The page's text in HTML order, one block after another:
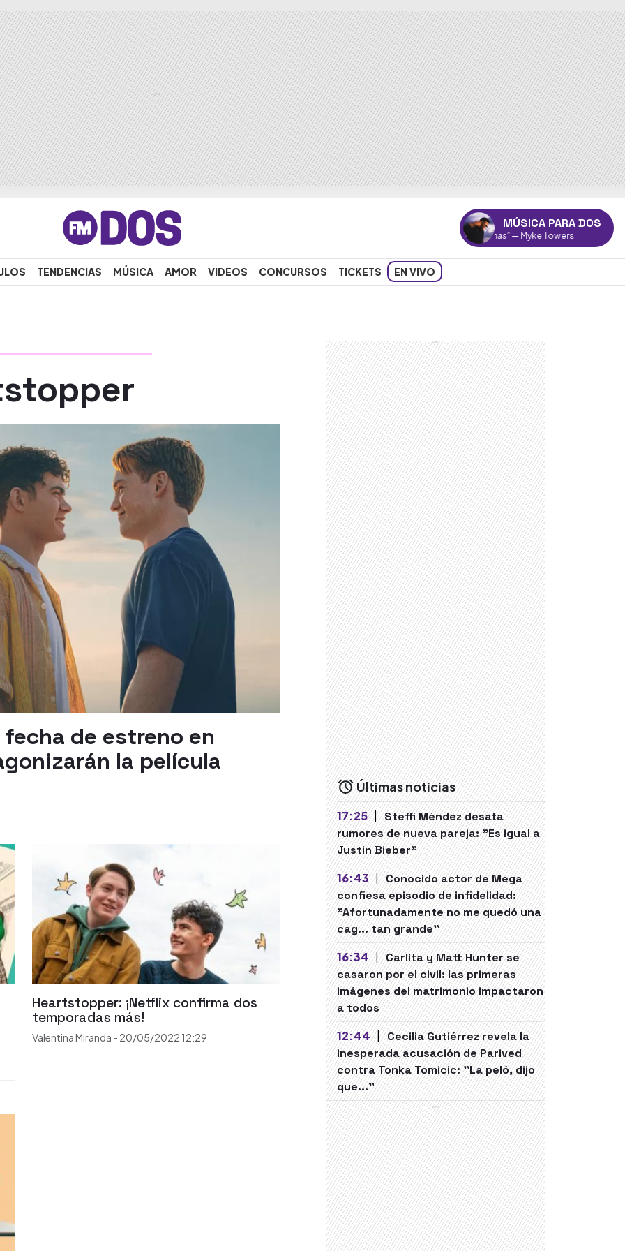
MÚSICA PARA DOS
"Una na mas"— Myke Towers
TENDENCIAS MÚSICA AMOR VIDEOS CONCURSOS TICKETS EN VIVO
de estreno en
la película
Heartstopper: ¡Netflix confirma dos
temporadas más!
Valentina Miranda - 20/05/2022 12:29
Últimas noticias
17:25 | Steffi Méndez desata
rumores de nueva pareja: "Es igual a
Justin Bieber"
16:43 | Conocido actor de Mega
confiesa episodio de infidelidad:
"Afortunadamente no me quedó una
cag... tan grande"
16:34 | Carlita y Matt Hunter se
casaron por el civil: las primeras
imágenes del matrimonio impactaron
a todos
12:44 | Cecilia Gutiérrez revela la
inesperada acusación de Parived
contra Tonka Tomicic: "La peló, dijo
que..."